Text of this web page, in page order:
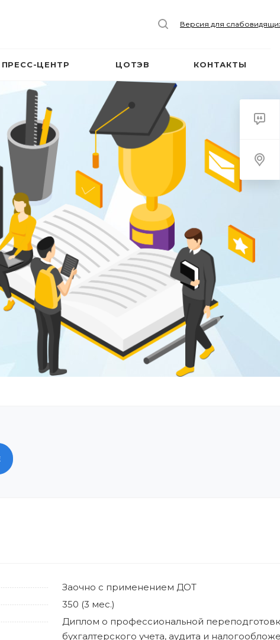
Версия для
ПРЕСС-ЦЕНТР ЦОТЭВ КОНТАКТЫ
Заочно с применением ДОТ
350 (3 мес.)
Диплом о профессиональной
бухгалтерского учета, аудита и